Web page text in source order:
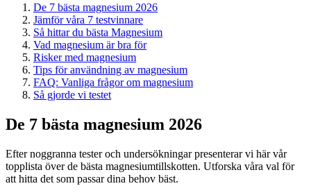
De 7 bästa magnesium 2026
Jämför våra 7 testvinnare
Så hittar du bästa Magnesium
Vad magnesium är bra för
Risker med magnesium
Tips för användning av magnesium
FAQ: Vanliga frågor om magnesium
Så gjorde vi testet
De 7 bästa magnesium 2026
Efter noggranna tester och undersökningar presenterar vi här vår
topplista över de bästa magnesiumtillskotten. Utforska våra val för
att hitta det som passar dina behov bäst.